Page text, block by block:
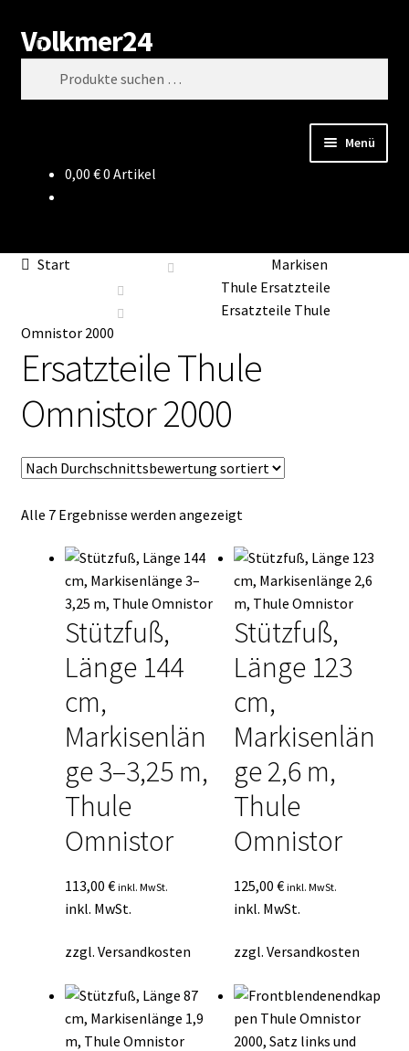
Zur
Navigation
springen
Zum
Inhalt
springen
Volkmer24
Suchen
Menü
Datenschutz
Impressum
Kasse
Mein Konto
Mein Konto
Vertrag widerrufen
Warenkorb
0,00 €0 Artikel
Start
Markisen
Thule Ersatzteile
Ersatzteile Thule
Omnistor 2000
Ersatzteile Thule
Omnistor 2000
Alle 7 Ergebnisse werden angezeigtNach
sortiert
Stützfuß,
Länge 144
cm,
Markisenlän
ge 3–3,25 m,
Thule
Omnistor
113,00 € inkl. MwSt.
inkl. MwSt.
zzgl. Versandkosten
Stützfuß,
Länge 123
cm,
Markisenlän
ge 2,6 m,
Thule
Omnistor
125,00€ inkl. MwSt.
inkl. MwSt.
zzgl.Versandkosten